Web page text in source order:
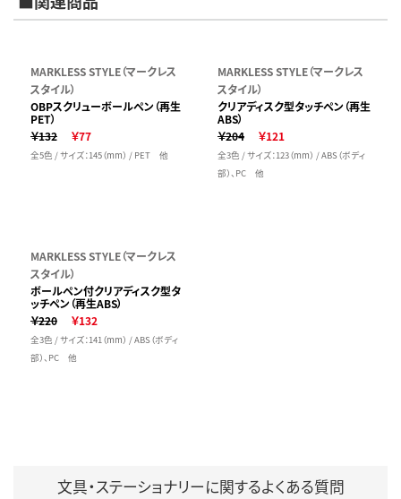
MARKLESS STYLE（マークレス
スタイル）
OBPスクリューボールペン（再生
PET）
￥132
￥77
全5色 / サイズ：145（mm） / PET 他
MARKLESS STYLE（マークレス
スタイル）
クリアディスク型タッチペン（再生
ABS）
￥204
￥121
全3色 / サイズ：123（mm） / ABS（ボディ
部）、PC 他
MARKLESS STYLE（マークレス
スタイル）
ボールペン付クリアディスク型タ
ッチペン（再生ABS）
￥220
￥132
全3色 / サイズ：141（mm） / ABS（ボディ
部）、PC 他
文具・ステーショナリーに関するよくある質問